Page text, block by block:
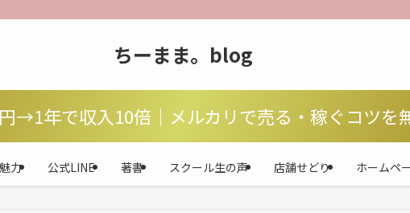
ちーまま。blog
力 公式LINE 著書 スクール生の声 店舗せどり ホームペ
→1年で収入10倍｜メルカリで売る・稼ぐコツを